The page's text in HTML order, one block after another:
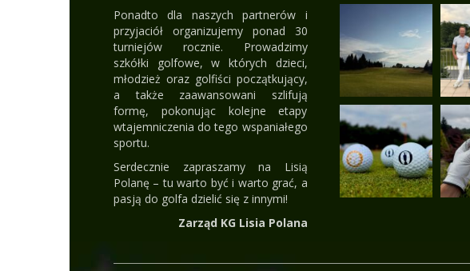
Ponadto dla naszych partnerów i
przyjaciół organizujemy ponad 30
turniejów rocznie. Prowadzimy
szkółki golfowe, w których dzieci,
młodzież oraz golfiści początkujący,
a także zaawansowani szlifują
formę, pokonując kolejne etapy
wtajemniczenia do tego wspaniałego
sportu.
Serdecznie zapraszamy na Lisią
Polanę – tu warto być i warto grać, a
pasją do golfa dzielić się z innymi!
Zarząd KG Lisia Polana